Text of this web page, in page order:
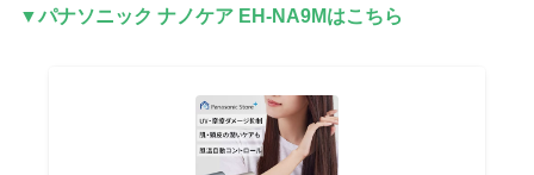
▼パナソニック ナノケア EH-NA9Mはこちら